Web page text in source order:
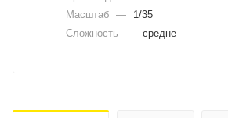
Масштаб —
1/35
Сложность
— средне